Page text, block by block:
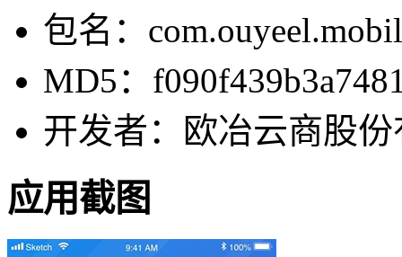
包名：
MD5：
开发者：欧冶云商股
应用截图